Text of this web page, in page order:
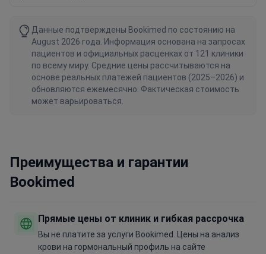
Данные подтверждены Bookimed по состоянию на
August 2026 года. Информация основана на запросах
пациентов и официальных расценках от 121 клиники
по всему миру. Средние цены рассчитываются на
основе реальных платежей пациентов (2025–2026) и
обновляются ежемесячно. Фактическая стоимость
может варьироваться.
Преимущества и гарантии
Bookimed
Прямые цены от клиник и гибкая рассрочка
Вы не платите за услуги Bookimed. Цены на анализ
крови на гормональный профиль на сайте